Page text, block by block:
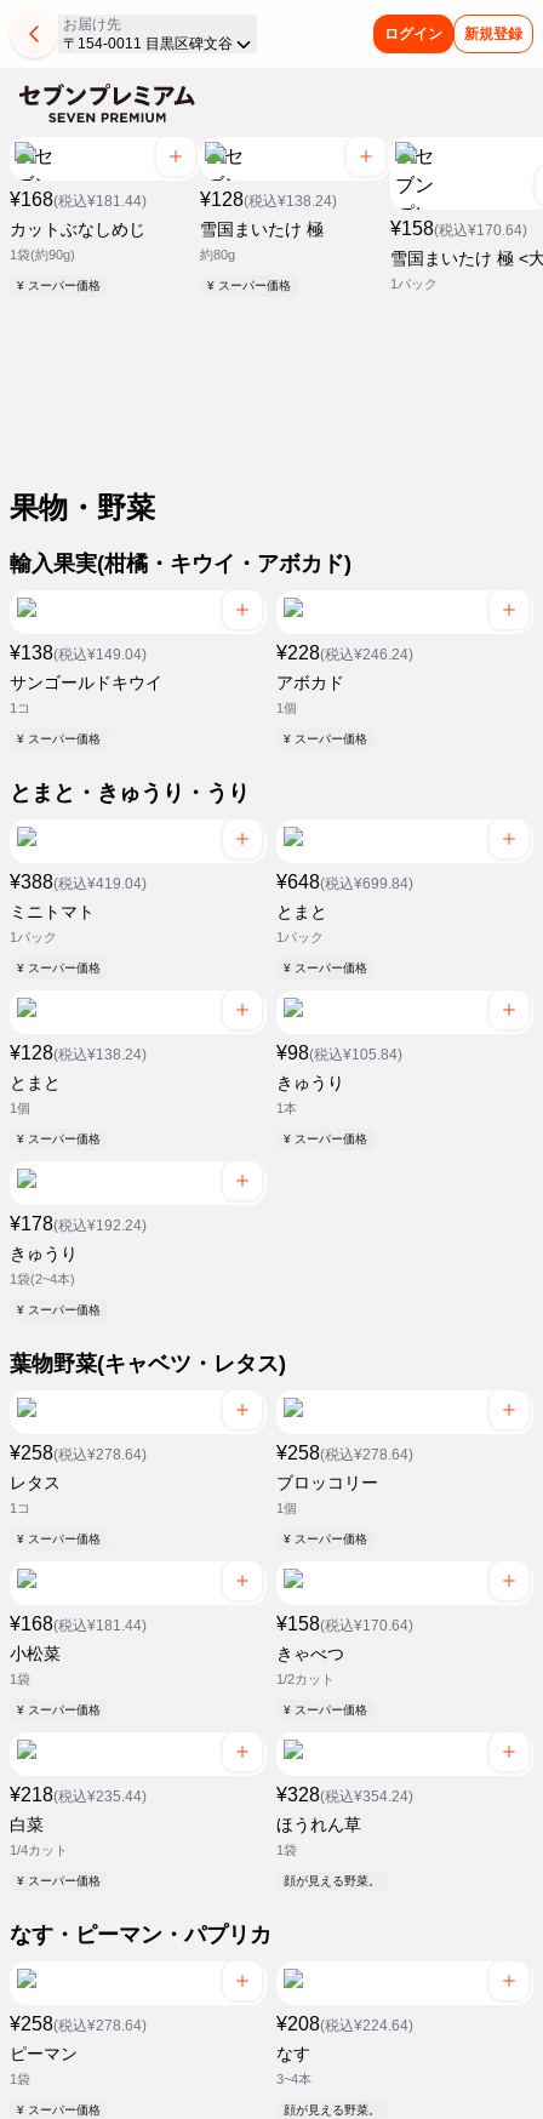
お届け先
〒154-0011 目黒区碑文谷
ログイン 新規登録
¥168(税込¥181.44)
カットぶなしめじ
1袋(約90g)
¥ スーパー価格
¥128(税込¥138.24)
雪国まいたけ 極
約80g
¥ スーパー価格
¥158(税込¥170.64)
雪国まいたけ 極 <
1パック
果物・野菜
輸入果実(柑橘・キウイ・アボカド)
¥138(税込¥149.04)
サンゴールドキウイ
1コ
¥ スーパー価格
¥228(税込¥246.24)
アボカド
1個
¥ スーパー価格
とまと・きゅうり・うり
¥388(税込¥419.04)
ミニトマト
1パック
¥ スーパー価格
¥648(税込¥699.84)
とまと
1パック
¥ スーパー価格
¥128(税込¥138.24)
とまと
1個
¥ スーパー価格
¥98(税込¥105.84)
きゅうり
1本
¥ スーパー価格
¥178(税込¥192.24)
きゅうり
1袋(2~4本)
¥ スーパー価格
葉物野菜(キャベツ・レタス)
¥258(税込¥278.64)
レタス
1コ
¥ スーパー価格
¥258(税込¥278.64)
ブロッコリー
1個
¥ スーパー価格
¥168(税込¥181.44)
小松菜
1袋
¥ スーパー価格
¥158(税込¥170.64)
きゃべつ
1/2カット
¥ スーパー価格
¥218(税込¥235.44)
白菜
1/4カット
¥ スーパー価格
¥328(税込¥354.24)
ほうれん草
1袋
顔が見える野菜。
なす・ピーマン・パプリカ
¥258(税込¥278.64)
ピーマン
1袋
¥ スーパー価格
¥208(税込¥224.64)
なす
3~4本
顔が見える野菜。